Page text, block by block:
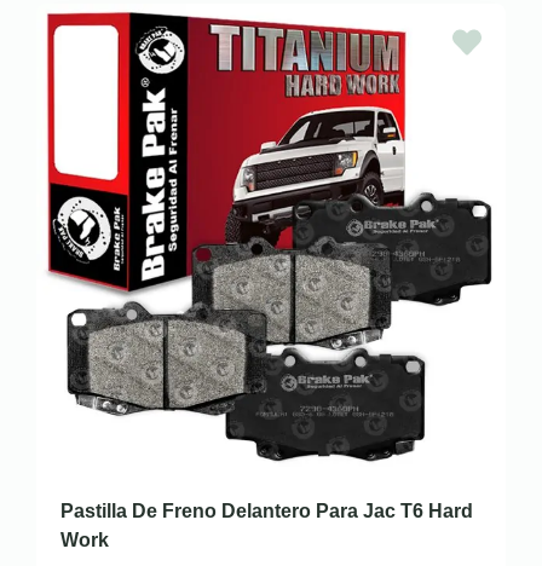
Pastilla De Freno Delantero Para Jac T6 Hard
Work